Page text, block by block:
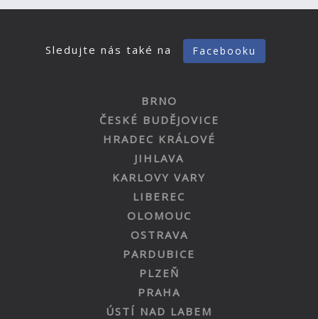
Sledujte nás také na Facebooku
BRNO
ČESKÉ BUDĚJOVICE
HRADEC KRÁLOVÉ
JIHLAVA
KARLOVY VARY
LIBEREC
OLOMOUC
OSTRAVA
PARDUBICE
PLZEŇ
PRAHA
ÚSTÍ NAD LABEM